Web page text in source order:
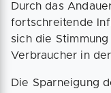
Durch das
fortschreitende
sich die
Verbraucher in
Die Sparneigung